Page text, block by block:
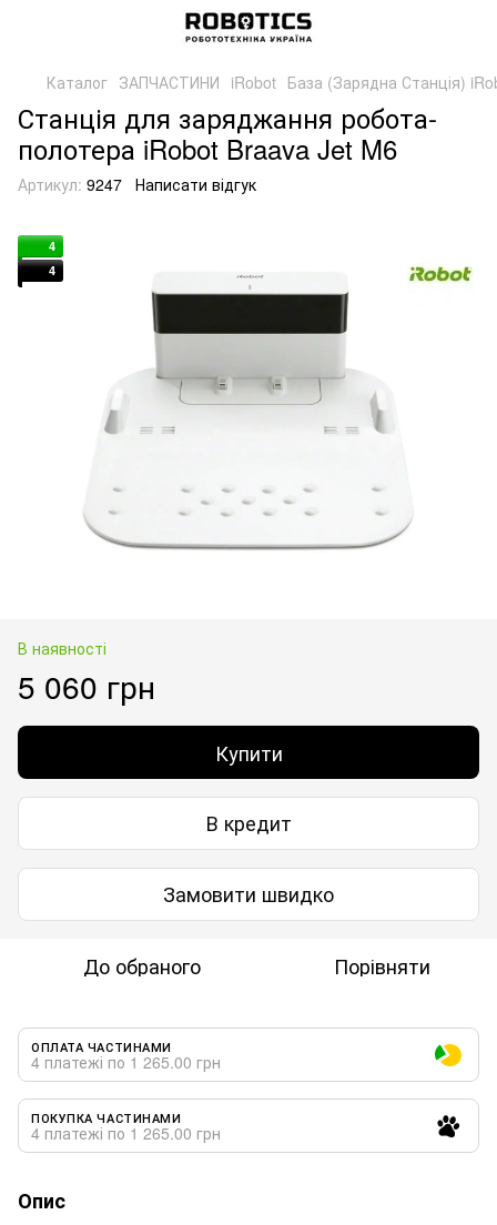
Каталог ЗАПЧАСТИНИ iRobot База (Зарядна Станція)
Станція для заряджання робота-
полотера iRobot Braava Jet M6
Артикул: 9247 Написати відгук
4
4
В наявності
5 060 грн
Купити
В кредит
Замовити швидко
До обраного Порівняти
ОПЛАТА ЧАСТИНАМИ
4 платежі по 1 265.00 грн
ПОКУПКА ЧАСТИНАМИ
4 платежі по 1 265.00 грн
Опис